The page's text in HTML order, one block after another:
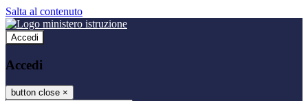
Salta al contenuto
Accedi
Accedi
button close ×